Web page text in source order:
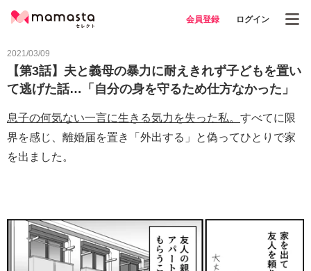
会員登録 ログイン
2021/03/09
【第3話】夫と義母の暴力に耐えきれず子どもを置い
て逃げた話…「自分の身を守るため仕方なかった」
息子の何気ない一言に生きる気力を失った私。 すべてに限
界を感じ、離婚届を置き「外出する」と偽ってひとりで家
を出ました。